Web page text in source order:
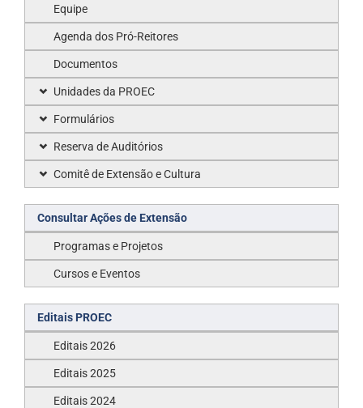
Equipe
Agenda dos Pró-Reitores
Documentos
Unidades da PROEC
Formulários
Reserva de Auditórios
Comitê de Extensão e Cultura
Consultar Ações de Extensão
Programas e Projetos
Cursos e Eventos
Editais PROEC
Editais 2026
Editais 2025
Editais 2024